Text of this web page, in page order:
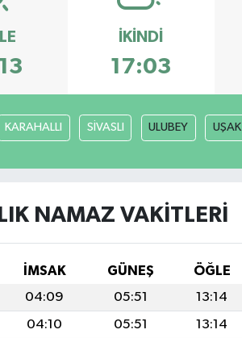
İKINDI
17:03
KARAHALLI SİVASLI ULUBEY UŞAK
NAMAZ VAKITLERI
İMSAK GÜNEŞ ÖĞLE
04:09 05:51 13:14
04:10 05:51 13:14